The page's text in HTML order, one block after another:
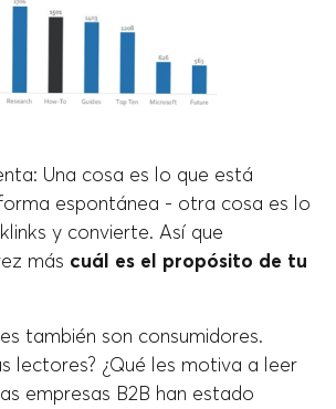
Una cosa es lo que está
espontánea - otra cosa es lo
y convierte. Así que
más cuál es el propósito de tu
también son consumidores.
lectores? ¿Qué les motiva a leer
empresas B2B han estado